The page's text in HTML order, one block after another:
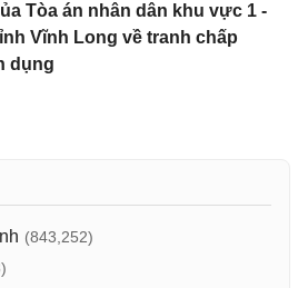
Tòa án nhân dân khu vực 1 -
Vĩnh Long về tranh chấp
dụng
(843,252)